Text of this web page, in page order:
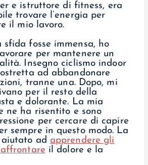
e istruttore di fitness, era
trovare l’energia per
il mio lavoro.
sfida fosse immensa, ho
per mantenere un
Insegno ciclismo indoor
ad abbandonare
tranne una. Dopo, mi
per il resto della
e dolorante. La mia
ne ha risentito e sono
per cercare di capire
sempre in questo modo. La
ad apprendere gli
il dolore e la